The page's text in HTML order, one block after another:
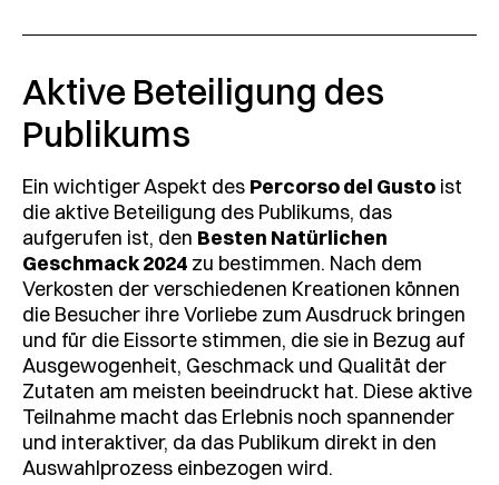
Aktive Beteiligung des
Publikums
Ein wichtiger Aspekt des Percorso del Gusto ist
die aktive Beteiligung des Publikums, das
aufgerufen ist, den Besten Natürlichen
Geschmack 2024 zu bestimmen. Nach dem
Verkosten der verschiedenen Kreationen können
die Besucher ihre Vorliebe zum Ausdruck bringen
und für die Eissorte stimmen, die sie in Bezug auf
Ausgewogenheit, Geschmack und Qualität der
Zutaten am meisten beeindruckt hat. Diese aktive
Teilnahme macht das Erlebnis noch spannender
und interaktiver, da das Publikum direkt in den
Auswahlprozess einbezogen wird.